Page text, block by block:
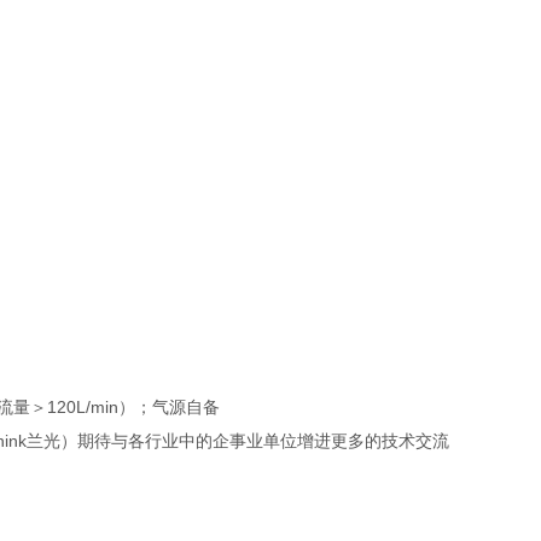
量＞120L/min）；气源自备
兰光）期待与各行业中的企事业单位增进更多的技术交流